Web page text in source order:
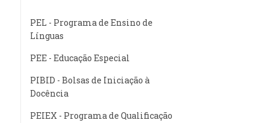
PEL - Programa de Ensino de
Línguas
PEE - Educação Especial
PIBID - Bolsas de Iniciação à
Docência
PEIEX - Programa de Qualificação